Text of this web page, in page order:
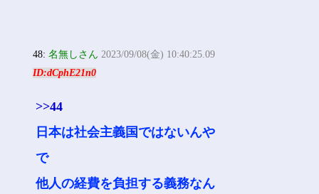
48:名無しさん 2023/09/08(金) 10:40:25.09
ID:dCphE21n0
>>44
日本は社会主義国ではないんや
で
他人の経費を負担する義務なん